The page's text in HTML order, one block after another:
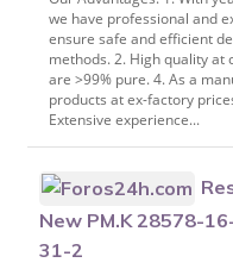
we have professional and
ensure safe and efficient
methods. 2. High quality at
are >99% pure. 4. As a
products at ex-factory
Extensive experience...
New PM.K 28578-
31-2